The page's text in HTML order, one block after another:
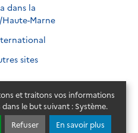
et traitons vos informations
dans le but suivant : Système.
Refuser En savoir plus
dans la
Haute-Marne
sites